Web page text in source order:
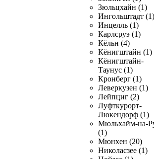
Зюльцхайн (1)
Ингольштадт (1)
Инцелль (1)
Карлсруэ (1)
Кёльн (4)
Кёнигштайн (1)
Кёнигштайн-
Таунус (1)
Кронберг (1)
Леверкузен (1)
Лейпциг (2)
Луфткурорт-
Люкендорф (1)
Мюльхайм-на-
(1)
Мюнхен (20)
Николасзее (1)